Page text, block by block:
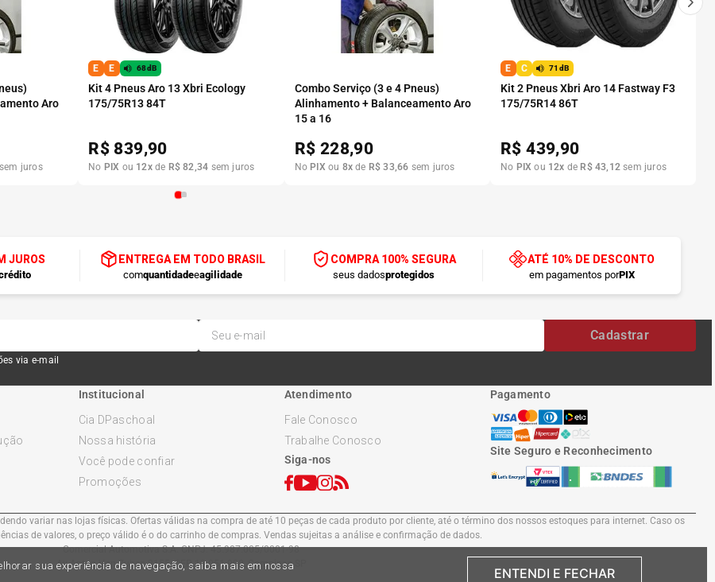
sua experiência de navegação, saiba mais em nossa ENTENDI E FECHAR
Aro
sem juros
E E 68dB
Kit 4 Pneus Aro 13 Xbri Ecology
175/75R13 84T
R$ 839,90
No PIX ou 12xde R$ 82,34 sem juros
Combo Serviço (3 e 4 Pneus)
Alinhamento + Balanceamento Aro
15 a 16
R$ 228,90
No PIX ou 8x de R$ 33,66 sem juros
E C 71dB
Kit 2 Pneus Xbri Aro 14 Fastway F3
175/75R14 86T
R$439,90
No PIX ou 12x de R$ 43, 12 sem juros
JUROS ENTREGA EM TODO BRASIL
comquantidadeeagilidade
COMPRA 100% SEGURA
seus dadosprotegidos
ATÉ 10% DE DESCONTO
em pagamentos porPIX
Cadastrar
via e-mail
Institucional
Cia DPaschoal
Nossa história
Você pode confiar
Promoções
Atendimento
Fale Conosco
Trabalhe Conosco
Siga-nos
Pagamento
Site Seguro e Reconhecimento
variar nas lojas físicas. Ofertas válidas na compra de até 10 peças de cada produto por cliente, até o término dos nossos estoques para internet. Caso os
de valores, o preço válido é o do carrinho de compras. Vendas sujeitas a análise e confirmação de dados.
Comercial Automotiva S.A. CNPJ: 45.987.005/0001-98
Av Anton Von Zuben 2155, CEP 13.051-900, Campinas-SP​